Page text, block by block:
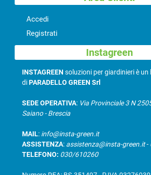
Accedi
Registrati
Instagreen
INSTAGREEN soluzioni per giardinieri è un
diPARADELLO GREEN Srl
SEDE OPERATIVA: Via Provinciale 3 N
Saiano - Brescia
MAIL: info@insta-green.it
ASSISTENZA: assistenza@insta-green.it-
TELEFONO: 030/610260